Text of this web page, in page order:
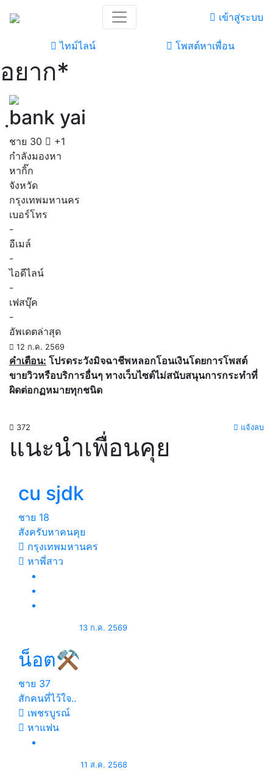
เข้าสู่ระบบ
ไทม์ไลน์ โพสต์หาเพื่อน
อยาก*
ฺbank yai
ชาย 30
+1
กำลังมองหา
หากิ๊ก
จังหวัด
กรุงเทพมหานคร
เบอร์โทร
-
อีเมล์
-
ไอดีไลน์
-
เฟสบุ๊ค
-
อัพเดตล่าสุด
12 ก.ค. 2569
คำเตือน: โปรดระวังมิจฉาชีพหลอกโอนเงินโดยการโพสต์
ขายวิวหรือบริการอื่นๆ ทางเว็บไซต์ไม่สนับสนุนการกระทำที่
ผิดต่อกฏหมายทุกชนิด
372 แจ้งลบ
แนะนำเพื่อนคุย
cu sjdk
ชาย 18
สังครับหาคนคุย
กรุงเทพมหานคร
หาพี่สาว
13 ก.ค. 2569
น็อต⚒
ชาย 37
สักคนที่ไว้ใจ..
เพชรบูรณ์
หาแฟน
11 ส.ค. 2568